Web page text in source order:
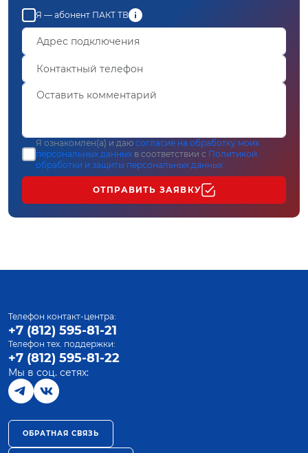
Я — абонент ПАКТ ТВ
Я ознакомлен(а) и даю согласие на обработку моих
персональных данных в соответствии с Политикой
обработки и защиты персональных данных
ОТПРАВИТЬ ЗАЯВКУ
Телефон контакт-центра:
+7 (812) 595-81-21
Телефон тех. поддержки:
+7 (812) 595-81-22
Мы в соц. сетях:
ОБРАТНАЯ СВЯЗЬ